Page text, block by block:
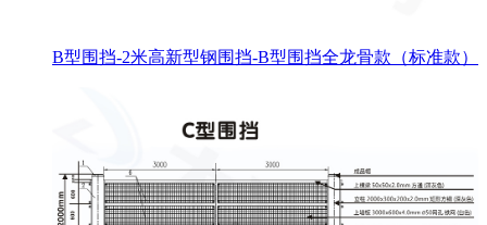
B型围挡-2米高新型钢围挡-B型围挡全龙骨款（标准款）